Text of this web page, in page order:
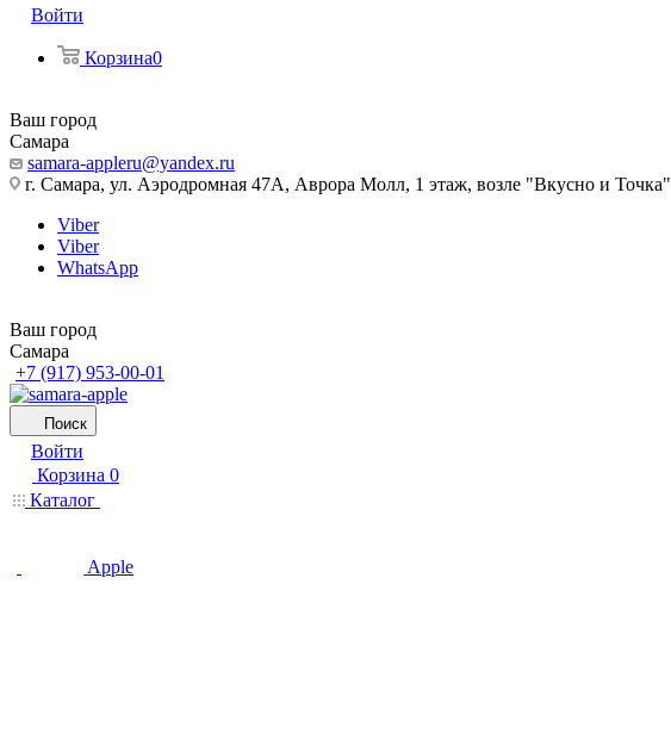
Войти
Корзина0
Ваш город
Самара
samara-appleru@yandex.ru
г. Самара, ул. Аэродромная 47А, Аврора Молл, 1 этаж, возле "Вкусно и Точка"
Viber
Viber
WhatsApp
Ваш город
Самара
+7 (917) 953-00-01
Поиск
Войти
Корзина 0
Каталог
Apple